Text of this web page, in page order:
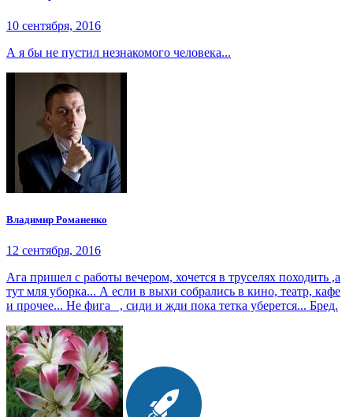
10 сентября, 2016
А я бы не пустил незнакомого человека...
Владимир Романенко
12 сентября, 2016
Ага пришел с работы вечером, хочется в труселях походить ,а
тут мля уборка... А если в выхи собрались в кино, театр, кафе
и прочее... Не фига , сиди и жди пока тетка уберется... Бред.